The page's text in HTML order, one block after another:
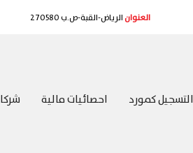
العنوانالرياض-القبة-ص.ب 270580
التسجيل كمورد احصائيات مالية